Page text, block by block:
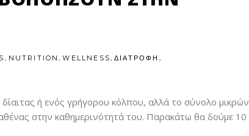
, NUTRITION,WELLNESS,ΔΙΑΤΡΟΦΗ ,
ή ενός γρήγορου κόλπου, αλλά το σύνολο μικρών
στην καθημερινότητά του. Παρακάτω θα δούμε 10